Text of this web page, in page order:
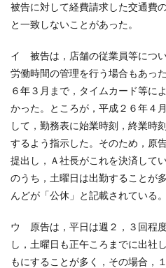
被告に対して経費請求した交通費
と一致しないことがあった。
イ 被告は，店舗の従業員等につ
労働時間の管理を行う場合もあっ
６年３月まで，タイムカード等に
かった。ところが，平成２６年４
して，勤務表に始業時刻，終業時
するよう指示した。そのため，原
提出し，Ａ社長がこれを決済して
のうち，土曜日は出勤することが
んどが「公休」と記載されている。
ウ 原告は，平日は週２，３回程
し，土曜日も正午ころまでに出社
もにすることが多く，その場合，